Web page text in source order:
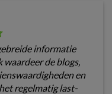
informatie
de blogs,
en
regelmatig last-